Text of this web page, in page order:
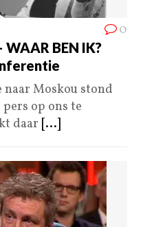
0
BEN IK?
naar Moskou stond
op ons te
daar [...]